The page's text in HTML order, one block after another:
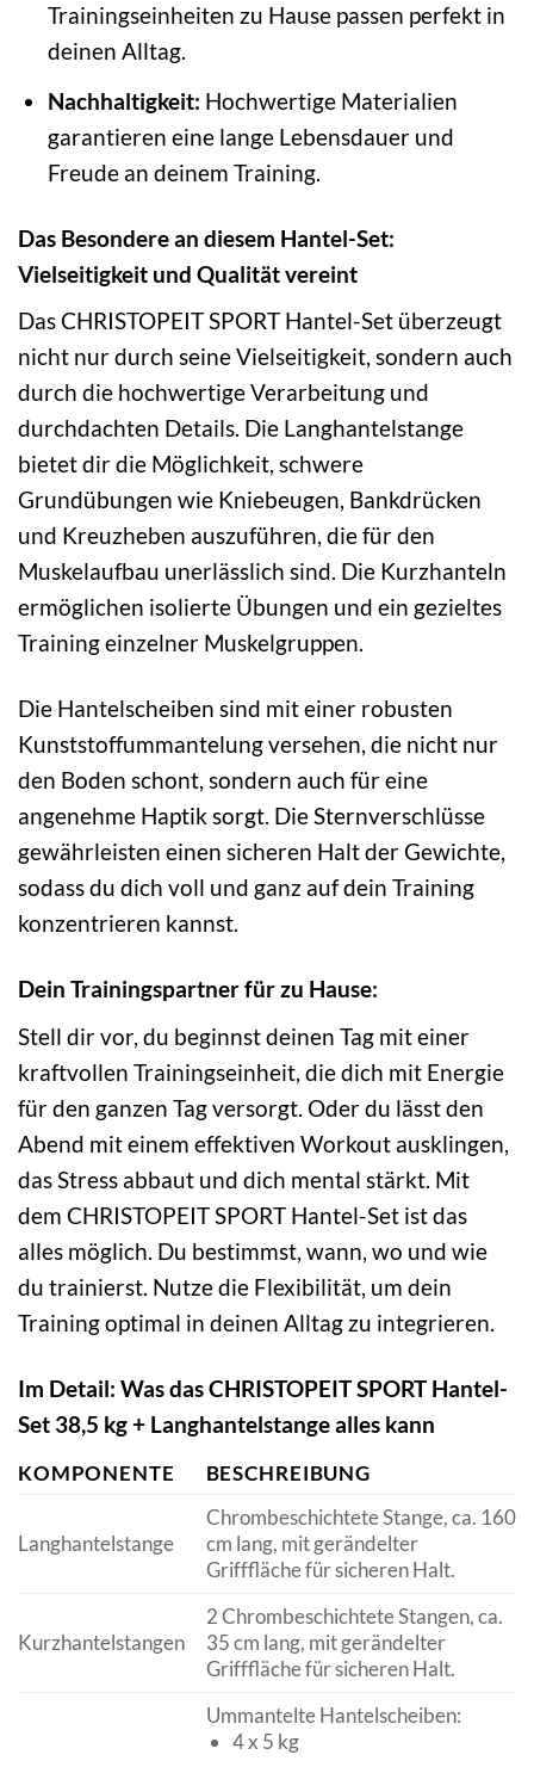
Trainingseinheiten zu Hause passen perfekt in
deinen Alltag.
Nachhaltigkeit: Hochwertige Materialien
garantieren eine lange Lebensdauer und
Freude an deinem Training.
Das Besondere an diesem Hantel-Set:
Vielseitigkeit und Qualität vereint
Das CHRISTOPEIT SPORT Hantel-Set überzeugt
nicht nur durch seine Vielseitigkeit, sondern auch
durch die hochwertige Verarbeitung und
durchdachten Details. Die Langhantelstange
bietet dir die Möglichkeit, schwere
Grundübungen wie Kniebeugen, Bankdrücken
und Kreuzheben auszuführen, die für den
Muskelaufbau unerlässlich sind. Die Kurzhanteln
ermöglichen isolierte Übungen und ein gezieltes
Training einzelner Muskelgruppen.
Die Hantelscheiben sind mit einer robusten
Kunststoffummantelung versehen, die nicht nur
den Boden schont, sondern auch für eine
angenehme Haptik sorgt. Die Sternverschlüsse
gewährleisten einen sicheren Halt der Gewichte,
sodass du dich voll und ganz auf dein Training
konzentrieren kannst.
Dein Trainingspartner für zu Hause:
Stell dir vor, du beginnst deinen Tag mit einer
kraftvollen Trainingseinheit, die dich mit Energie
für den ganzen Tag versorgt. Oder du lässt den
Abend mit einem effektiven Workout ausklingen,
das Stress abbaut und dich mental stärkt. Mit
dem CHRISTOPEIT SPORT Hantel-Set ist das
alles möglich. Du bestimmst, wann, wo und wie
du trainierst. Nutze die Flexibilität, um dein
Training optimal in deinen Alltag zu integrieren.
Im Detail: Was das CHRISTOPEIT SPORT Hantel-
Set 38,5 kg + Langhantelstange alles kann
KOMPONENTE BESCHREIBUNG
Langhantelstange
Chrombeschichtete Stange, ca. 160
cm lang, mit gerändelter
Grifffläche für sicheren Halt.
Kurzhantelstangen
2 Chrombeschichtete Stangen, ca.
35 cm lang, mit gerändelter
Grifffläche für sicheren Halt.
Ummantelte Hantelscheiben:
4 x 5 kg